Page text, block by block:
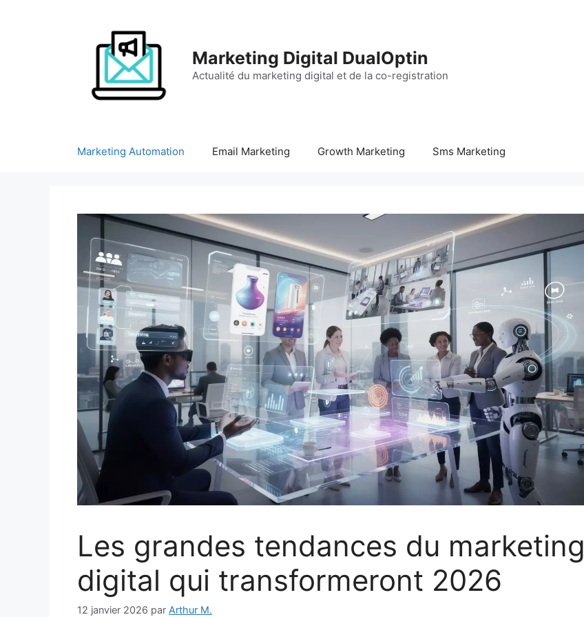
Marketing Digital DualOptin
Actualité du marketing digital et de la co-registration
Marketing Automation Email Marketing Growth Marketing Sms Marketing
Les grandes tendances du marketing
digital qui transformeront 2026
12 janvier 2026 par Arthur M.